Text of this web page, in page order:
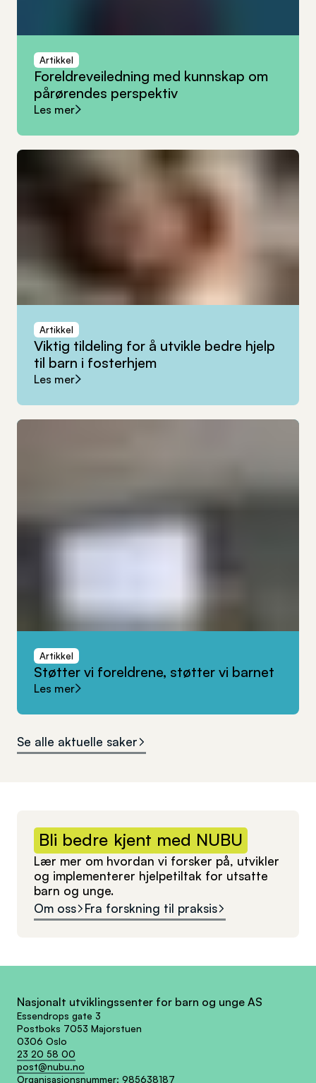
Artikkel
Foreldreveiledning med kunnskap om
pårørendes perspektiv
Les mer
Artikkel
Viktig tildeling for å utvikle bedre hjelp
til barn i fosterhjem
Les mer
Artikkel
Støtter vi foreldrene, støtter vi barnet
Les mer
Se alle aktuelle saker
Bli bedre kjent med NUBU
Lær mer om hvordan vi forsker på, utvikler
og implementerer hjelpetiltak for utsatte
barn og unge.
Om oss
Fra forskning til praksis
Nasjonalt utviklingssenter for barn og unge AS
Essendrops gate 3
Postboks 7053 Majorstuen
0306 Oslo
23 20 58 00
post@nubu.no
Organisasjonsnummer: 985638187